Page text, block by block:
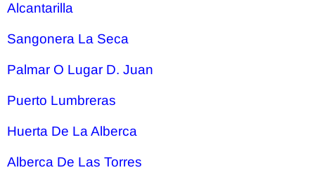
Alcantarilla
Sangonera La Seca
Palmar O Lugar D. Juan
Puerto Lumbreras
Huerta De La Alberca
Alberca De Las Torres